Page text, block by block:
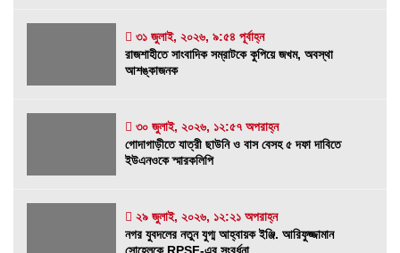
রাজশাহীতে সাংবাদিক সম্রাটকে কুপিয়ে জখম, অবস্থা
আশঙ্কাজনক
গোদাগাড়ীতে যাত্রী ছাউনি ও বাস বেসহ ৫ দফা দাবিতে
ইউএনওকে স্মারকলিপি
নগর যুবদলের নতুন যুগ্ম আহ্বায়ক ইঞ্জি. আরিফুজ্জামান
সোহেলকে RPSF-এর সংবর্ধনা
৩১ জুলাই, ২০২৬, ৯:৫৪ পূর্বাহ্ন
রাজশাহীতে সাংবাদিক সম্রাটকে কুপিয়ে জখম, অবস্থা
আশঙ্কাজনক
৩০ জুলাই, ২০২৬, ১২:৫৭ অপরাহ্ন
গোদাগাড়ীতে যাত্রী ছাউনি ও বাস বেসহ ৫ দফা দাবিতে
ইউএনওকে স্মারকলিপি
২৯ জুলাই, ২০২৬, ১২:২১ অপরাহ্ন
নগর যুবদলের নতুন যুগ্ম আহ্বায়ক ইঞ্জি. আরিফুজ্জামান
সোহেলকে RPSF-এর সংবর্ধনা